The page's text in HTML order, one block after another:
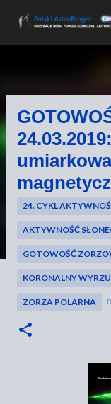
24. CYKL
AKTYWNOŚĆ
GOTOWOŚĆ
KORONALNY
ZORZA POLARNA